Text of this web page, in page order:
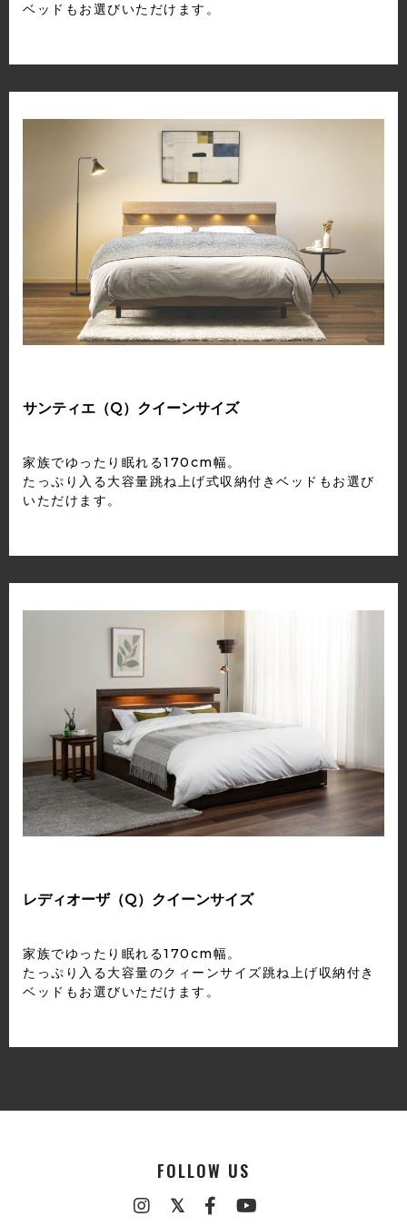
ベッドもお選びいただけます。
サンティエ（Q）クイーンサイズ
家族でゆったり眠れる170cm幅。
たっぷり入る大容量跳ね上げ式収納付きベッドもお選び
いただけます。
レディオーザ（Q）クイーンサイズ
家族でゆったり眠れる170cm幅。
たっぷり入る大容量のクィーンサイズ跳ね上げ収納付き
ベッドもお選びいただけます。
FOLLOW US